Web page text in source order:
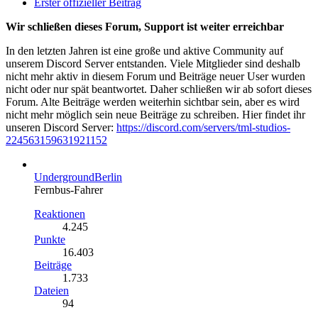
Wir schließen dieses Forum, Support ist weiter erreichbar
In den letzten Jahren ist eine große und aktive Community auf
unserem Discord Server entstanden. Viele Mitglieder sind deshalb
nicht mehr aktiv in diesem Forum und Beiträge neuer User wurden
nicht oder nur spät beantwortet. Daher schließen wir ab sofort dieses
Forum. Alte Beiträge werden weiterhin sichtbar sein, aber es wird
nicht mehr möglich sein neue Beiträge zu schreiben. Hier findet ihr
unseren Discord Server: https://discord.com/servers/tml-studios-
224563159631921152
UndergroundBerlin
Fernbus-Fahrer
Reaktionen
4.245
Punkte
16.403
Beiträge
1.733
Dateien
94